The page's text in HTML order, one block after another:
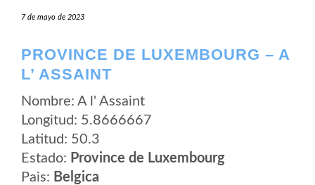
7 de mayo de 2023
PROVINCE DE LUXEMBOURG – A
L’ ASSAINT
Nombre: A l' Assaint
Longitud: 5.8666667
Latitud: 50.3
Estado: Province de Luxembourg
Pais: Belgica